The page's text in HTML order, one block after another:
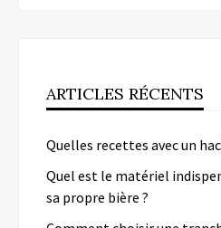
ARTICLES RÉCENTS
Quelles recettes avec un
Quel est le matériel
sa propre bière ?